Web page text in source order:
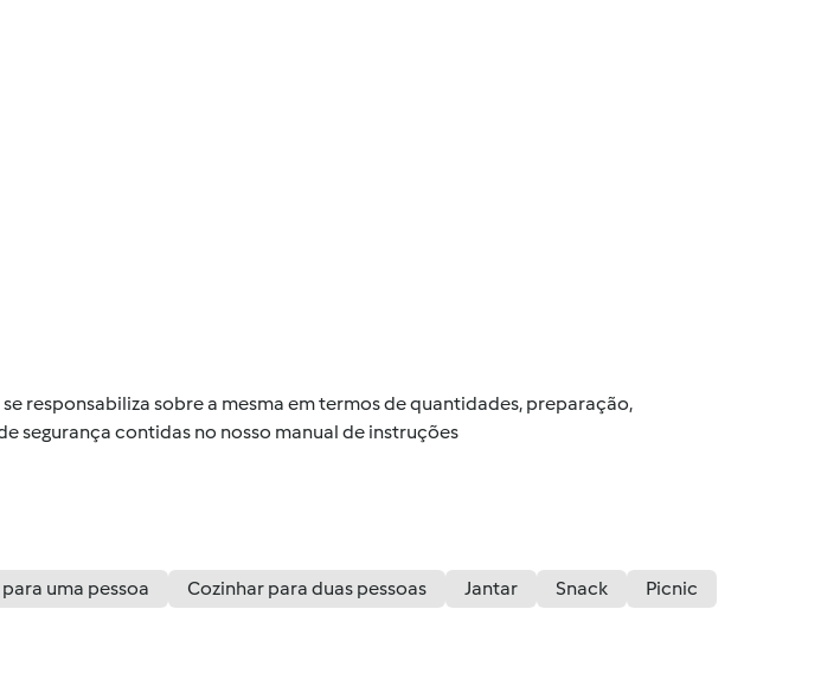
responsabiliza sobre a mesma em termos de quantidades, preparação,
segurança contidas no nosso manual de instruções
uma pessoa Cozinhar para duas pessoas Jantar Snack
Picnic